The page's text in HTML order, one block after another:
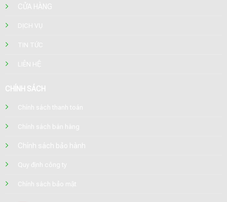
CỬA HÀNG
DỊCH VỤ
TIN TỨC
LIÊN HỆ
CHÍNH SÁCH
Chính sách thanh toán
Chính sách bán hàng
Chính sách bảo hành
Quy định công ty
Chính sách bảo mật